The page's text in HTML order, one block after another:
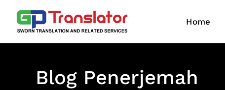
konten
Home
Blog Penerjemah